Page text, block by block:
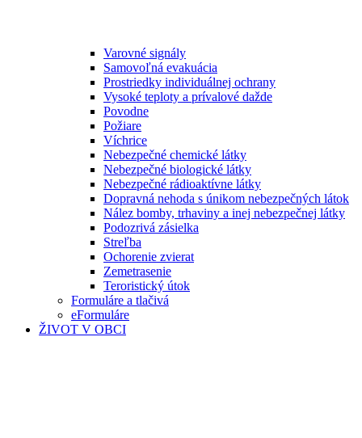
Varovné signály
Samovoľná evakuácia
Prostriedky individuálnej ochrany
Vysoké teploty a prívalové dažde
Povodne
Požiare
Víchrice
Nebezpečné chemické látky
Nebezpečné biologické látky
Nebezpečné rádioaktívne látky
Dopravná nehoda s únikom nebezpečných látok
Nález bomby, trhaviny a inej nebezpečnej látky
Podozrivá zásielka
Streľba
Ochorenie zvierat
Zemetrasenie
Teroristický útok
Formuláre a tlačivá
eFormuláre
ŽIVOT V OBCI